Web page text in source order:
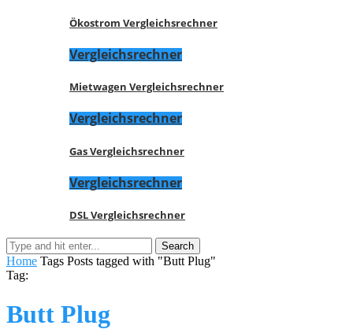
Ökostrom Vergleichsrechner
Vergleichsrechner
Mietwagen Vergleichsrechner
Vergleichsrechner
Gas Vergleichsrechner
Vergleichsrechner
DSL Vergleichsrechner
Home Tags Posts tagged with "Butt Plug"
Tag:
Butt Plug